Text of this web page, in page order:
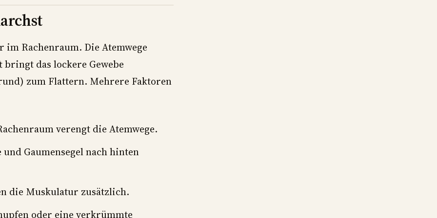
Rachenraum. Die Atemwege
das lockere Gewebe
zum Flattern. Mehrere Faktoren
verengt die Atemwege.
Gaumensegel nach hinten
die Muskulatur zusätzlich.
oder eine verkrümmte